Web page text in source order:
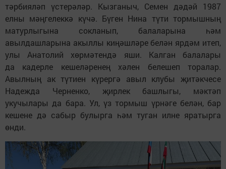
тәрбияләп үстерәләр. Кызганыч, Семен дәдәй 1987
елны мәңгелеккә күчә. Бүген Нина түти тормышның
матурлыгына сокланып, балаларына һәм
авылдашларына акыллы киңәшләре белән ярдәм итеп,
улы Анатолий хөрмәтендә яши. Калган балалары
да кадерле кешеләренең хәлен белешеп торалар.
Авылның ак түтиен күрергә авыл клубы җитәкчесе
Надежда Черненко, җирлек башлыгы, мәктәп
укучылары да бара. Ул, үз тормыш үрнәге белән, бар
кешене дә сабыр булырга һәм туган илне яратырга
өнди.